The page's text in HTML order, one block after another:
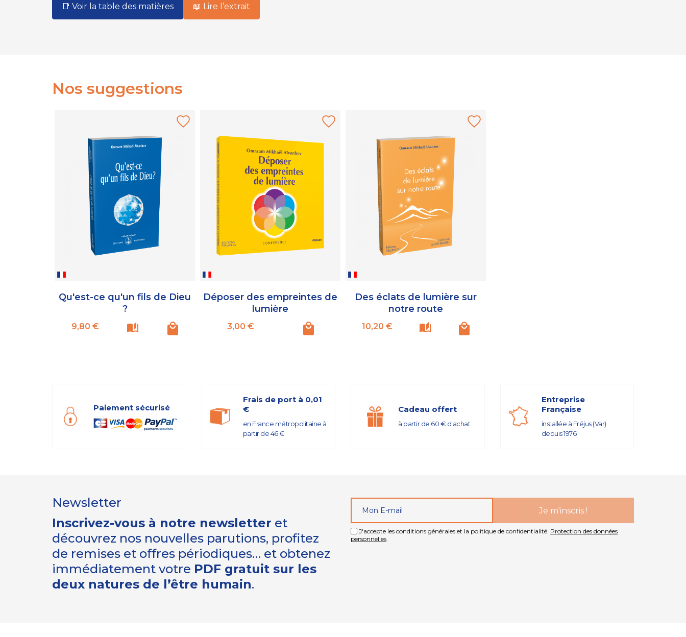
📑 Voir la table des matières 📖 Lire l’extrait
Nos suggestions
Qu'est-ce qu'un fils de Dieu
?
Prix
9,80 €
Déposer des empreintes de
lumière
Prix
3,00 €
Des éclats de lumière sur
notre route
Prix
10,20 €
Paiement sécurisé
Frais de port à 0,01
€
en France métropolitaine à
partir de 46 €
Cadeau offert
à partir de 60 € d'achat
Entreprise
Française
installée à Fréjus (Var)
depuis 1976
Newsletter
Inscrivez-vous à notre newsletter et
découvrez nos nouvelles parutions, profitez
de remises et offres périodiques… et obtenez
immédiatement votre PDF gratuit sur les
deux natures de l’être humain.
J'accepte les conditions générales et la politique de confidentialité. Protection des données
personnelles.